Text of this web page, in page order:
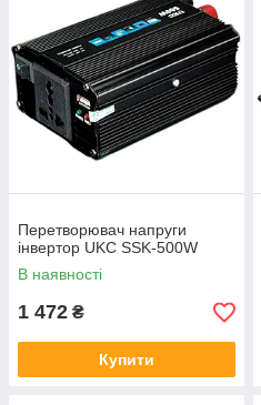
Перетворювач напруги
інвертор UKC SSK-500W
В наявності
1 472 ₴
Купити